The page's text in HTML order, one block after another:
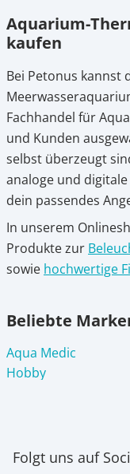
Aquarium-
kaufen
Bei Petonus kannst
Fachhandel für
und Kunden
selbst überzeugt
analoge und
dein passendes
In unserem
Produkte zur
sowie hochwertige
Beliebte
Aqua Medic
Hobby
Folgt uns auf